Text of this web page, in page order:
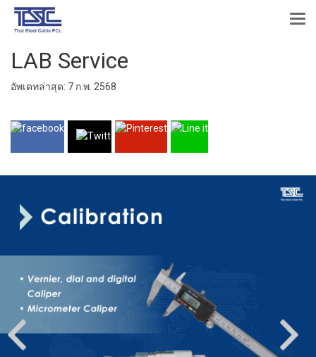
LAB Service
อัพเดทล่าสุด: 7 ก.พ. 2568